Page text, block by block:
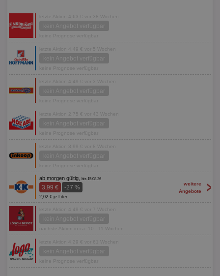
letzte Aktion 4,63 € vor 38 Wochen
kein Angebot verfügbar
keine Prognose verfügbar
letzte Aktion 4,49 € vor 5 Wochen
kein Angebot verfügbar
keine Prognose verfügbar
letzte Aktion 4,49 € vor 3 Wochen
kein Angebot verfügbar
keine Prognose verfügbar
letzte Aktion 2,75 € vor 43 Wochen
kein Angebot verfügbar
keine Prognose verfügbar
letzte Aktion 3,99 € vor 8 Wochen
kein Angebot verfügbar
keine Prognose verfügbar
ab morgen gültig, bis 15.08.26
3,99 € -27 %
2,02 € je Liter
weitere
Angebote
>
letzte Aktion 4,49 € vor 7 Wochen
kein Angebot verfügbar
nächste Aktion in ca. 10 - 11 Wochen
letzte Aktion 4,29 € vor 61 Wochen
kein Angebot verfügbar
keine Prognose verfügbar